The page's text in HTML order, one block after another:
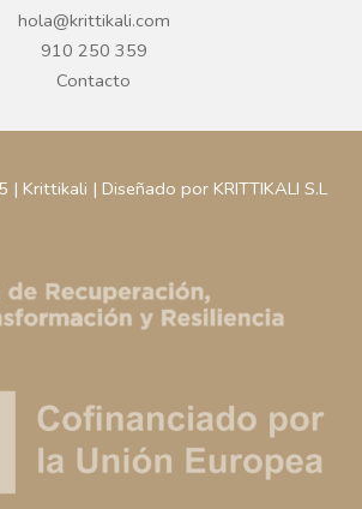
hola@krittikali.com
910 250 359
Contacto
Krittikali | Diseñado por KRITTIKALI S.L